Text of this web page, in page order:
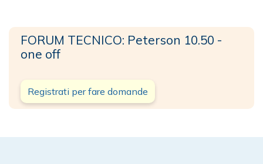
FORUM TECNICO: Peterson 10.50 -
one off
Registrati per fare domande